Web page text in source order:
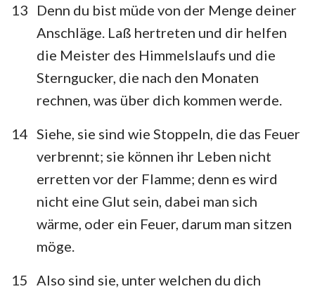
13
Denn du bist müde von der Menge deiner
Anschläge. Laß hertreten und dir helfen
die Meister des Himmelslaufs und die
Sterngucker, die nach den Monaten
rechnen, was über dich kommen werde.
14 Siehe, sie sind wie Stoppeln, die das Feuer
verbrennt; sie können ihr Leben nicht
erretten vor der Flamme; denn es wird
nicht eine Glut sein, dabei man sich
wärme, oder ein Feuer, darum man sitzen
möge.
15
Also sind sie, unter welchen du dich